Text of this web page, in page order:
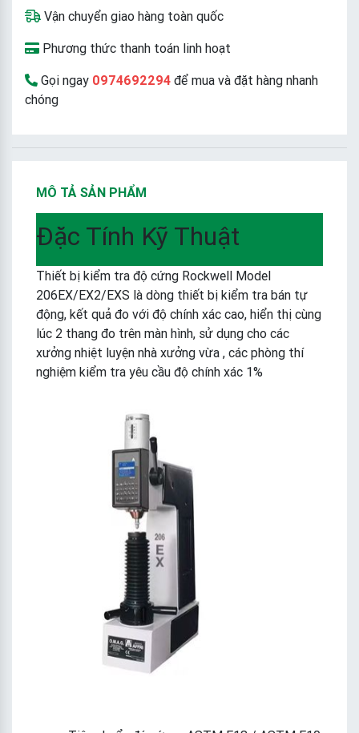
Vận chuyển giao hàng toàn quốc
Phương thức thanh toán linh hoạt
Gọi ngay 0974692294 để mua và đặt hàng nhanh
chóng
MÔ TẢ SẢN PHẨM
Đặc Tính Kỹ Thuật
Thiết bị kiểm tra độ cứng Rockwell Model
206EX/EX2/EXS là dòng thiết bị kiểm tra bán tự
động, kết quả đo với độ chính xác cao, hiển thị cùng
lúc 2 thang đo trên màn hình, sử dụng cho các
xưởng nhiệt luyện nhà xưởng vừa , các phòng thí
nghiệm kiểm tra yêu cầu độ chính xác 1%